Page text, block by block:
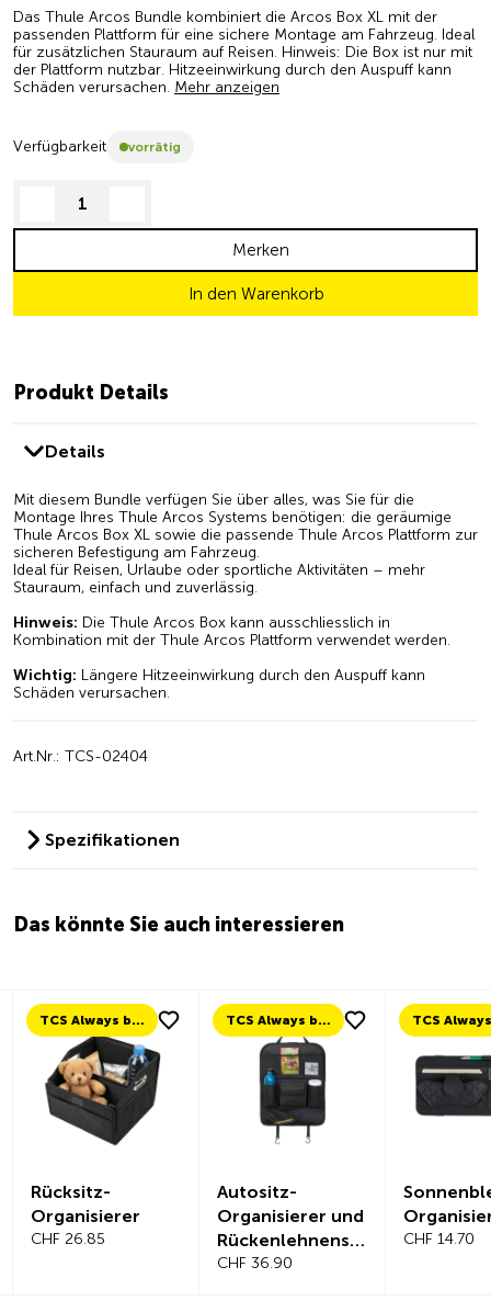
Das Thule Arcos Bundle kombiniert die Arcos Box XL mit der
passenden Plattform für eine sichere Montage am Fahrzeug. Ideal
für zusätzlichen Stauraum auf Reisen. Hinweis: Die Box ist nur mit
der Plattform nutzbar. Hitzeeinwirkung durch den Auspuff kann
Schäden verursachen. Mehr anzeigen
Verfügbarkeit vorrätig
decrease quantity
In den Warenkorb
Merken
Produkt Details
Details
Mit diesem Bundle verfügen Sie über alles, was Sie für die
Montage Ihres Thule Arcos Systems benötigen: die geräumige
Thule Arcos Box XL sowie die passende Thule Arcos Plattform zur
sicheren Befestigung am Fahrzeug.
Ideal für Reisen, Urlaube oder sportliche Aktivitäten – mehr
Stauraum, einfach und zuverlässig.
Hinweis: Die Thule Arcos Box kann ausschliesslich in
Kombination mit der Thule Arcos Plattform verwendet werden.
Wichtig: Längere Hitzeeinwirkung durch den Auspuff kann
Schäden verursachen.
Art.Nr.: TCS-02404
Spezifikationen
Das könnte Sie auch interessieren
TCS Always by my side
Rücksitz-
Organisierer
CHF 26.85
TCS Always by my side
Autositz-
Organisierer und
Rückenlehnensc
hutz
CHF 36.90
CHF 14.70